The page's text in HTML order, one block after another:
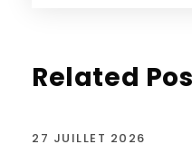
Related
27 JUILLET 2026